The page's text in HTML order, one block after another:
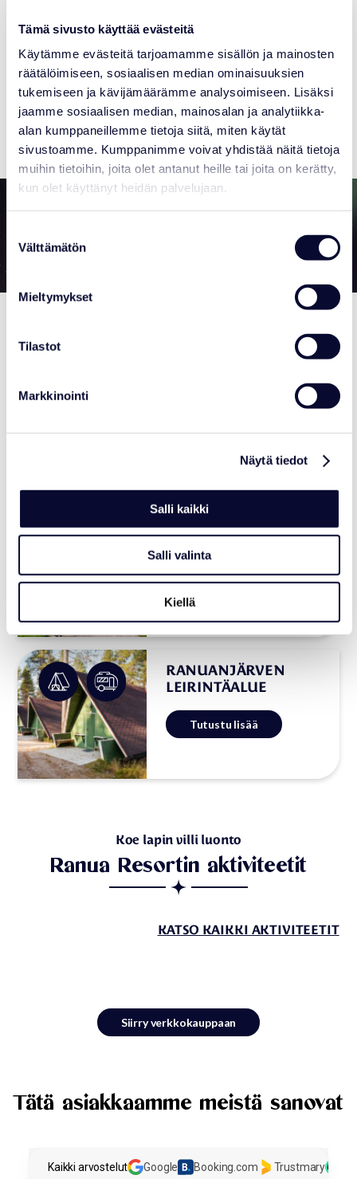
Tämä sivusto käyttää evästeitä
Käytämme evästeitä tarjoamamme sisällön ja mainosten
räätälöimiseen, sosiaalisen median ominaisuuksien
tukemiseen ja kävijämäärämme analysoimiseen. Lisäksi
jaamme sosiaalisen median, mainosalan ja analytiikka-
alan kumppaneillemme tietoja siitä, miten käytät
sivustoamme. Kumppanimme voivat yhdistää näitä tietoja
muihin tietoihin, joita olet antanut heille tai joita on kerätty,
kun olet käyttänyt heidän palvelujaan.
valinta
Välttämätön
Mieltymykset
Tilastot
Markkinointi
Näytä tiedot
Salli kaikki
Salli valinta
Kiellä
Laadukkaat, tilavat ja hyvin varustellut lomahuvilat
tekevät lomailun helpoksi. Huvilat sijaitsevat aivan
eläinpuiston, safaritalon ja WiId Arctic ravintolan
naapurissa.
Varaa unohtumaton yö
Muita majoitusvaihtoehtoja
CAMPING
ELÄINPUISTO
Tutustu lisää
RANUANJÄRVEN
LEIRINTÄALUE
Tutustu lisää
Koe lapin villi luonto
Ranua Resortin aktiviteetit
KATSO KAIKKI AKTIVITEETIT
Siirry verkkokauppaan
Tätä asiakkaamme meistä sanovat
Kaikki arvostelut Google Booking.com Trustmary